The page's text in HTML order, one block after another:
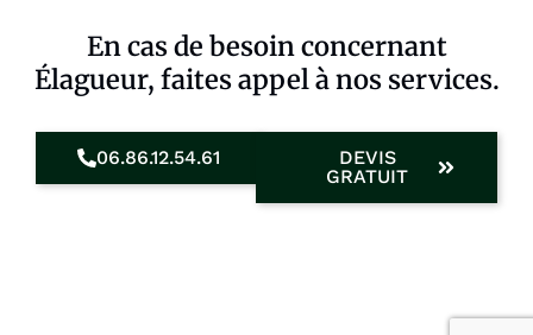
En cas de besoin concernant
Élagueur, faites appel à nos services.
06.86.12.54.61
DEVIS
GRATUIT